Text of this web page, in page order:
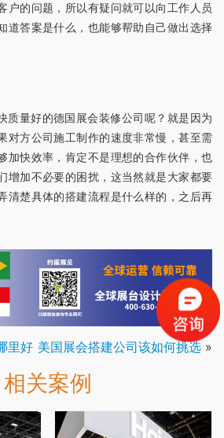
户的问题，所以有疑问就可以向工作人员
道答案是什么，也能够帮助自己做出选择
质量好的德国展会装修公司呢？就是因为
对方公司施工制作的速度非常慢，甚至需
加快效率，肯定不是理想的合作伙伴，也
增加不必要的困扰，这当然就是大家都要
清楚具体的搭建流程是什么样的，之后再
里好 美国展会搭建公司该如何挑选 »
相关案例